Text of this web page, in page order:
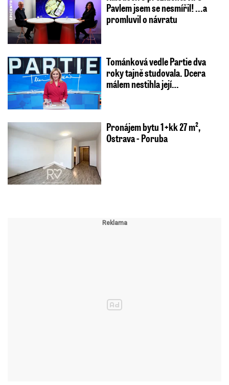
Pavlem jsem se nesmířil! ...a
promluvil o návratu
Tománková vedle Partie dva
roky tajně studovala. Dcera
málem nestihla její…
Pronájem bytu 1+kk 27 m²,
Ostrava - Poruba